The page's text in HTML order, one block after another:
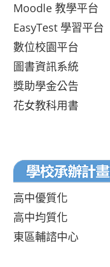
Moodle 教學平台
EasyTest 學習平台
數位校園平台
圖書資訊系統
獎助學金公告
花女教科用書
高中優質化
高中均質化
東區輔諮中心